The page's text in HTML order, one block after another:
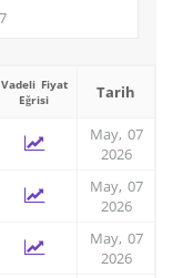
Vadeli Fiyat
Eğrisi
Tarih
May, 07
2026
May, 07
2026
May, 07
2026